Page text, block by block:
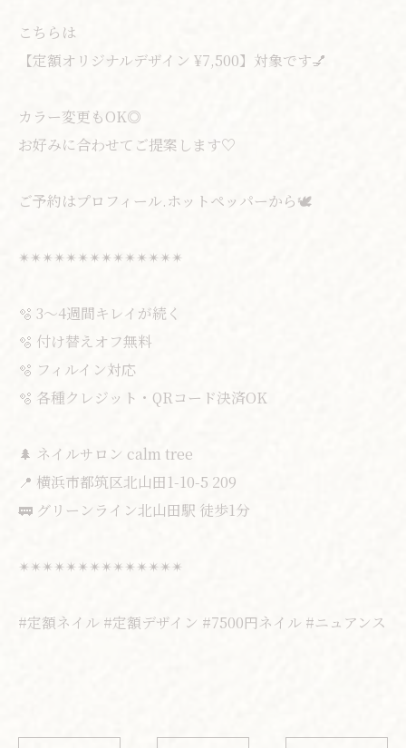
こちらは
【定額オリジナルデザイン ¥7,500】対象です💅
カラー変更もOK◎
お好みに合わせてご提案します♡
ご予約はプロフィール.ホットペッパーから🕊️
✴︎✴︎✴︎✴︎✴︎✴︎✴︎✴︎✴︎✴︎✴︎✴︎✴︎✴︎
🫧 3〜4週間キレイが続く
🫧 付け替えオフ無料
🫧 フィルイン対応
🫧 各種クレジット・QRコード決済OK
🌲 ネイルサロン calm tree
📍 横浜市都筑区北山田1-10-5 209
🚃 グリーンライン北山田駅 徒歩1分
✴︎✴︎✴︎✴︎✴︎✴︎✴︎✴︎✴︎✴︎✴︎✴︎✴︎✴︎
#定額ネイル #定額デザイン #7500円ネイル #ニュアンス